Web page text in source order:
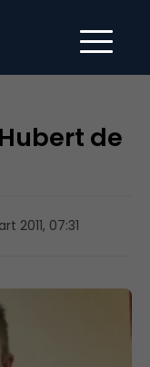
de
2011, 07:31